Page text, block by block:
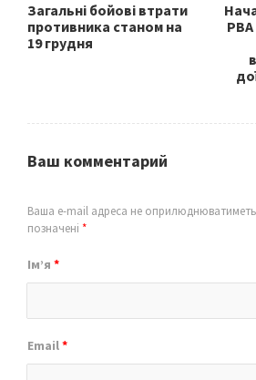
Загальні бойові втрати
противника станом на
19 грудня
РВА
Ваш комментарий
Ваша e-mail адреса не
позначені *
Ім’я *
Email*